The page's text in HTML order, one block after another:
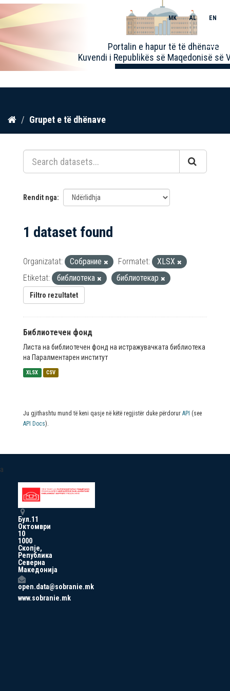
Kalo
përmbajtja
Portalin e hapur të të dhënave
Kuvendi i Republikës së Maqedonisë së
MK AL EN
Toggle
Grupet e të dhënave
Rendit nga
1 dataset found
Organizatat: Собрание Formatet:
XLSX
Etiketat:
библиотека библиотекар
Filtro rezultatet
Библиотечен фонд
Листа на библиотечен фонд на истражувачката библиотека
на Паралментарен институт
XLSX CSV
Ju gjithashtu mund të keni qasje në këtë regjistër duke përdorur API (see
API Docs).
a
Бул.11
Октомври
10
1000
Скопје,
Република
Северна
Македонија
open.data@sobranie.mk
www.sobranie.mk